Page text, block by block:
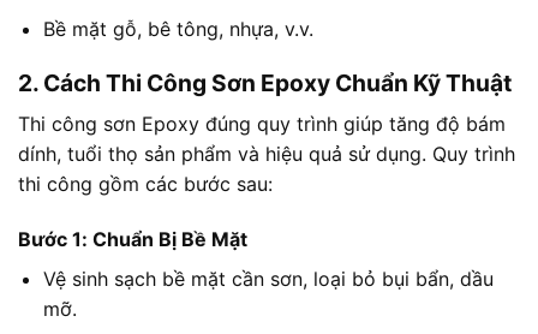
Bề mặt gỗ, bê tông, nhựa, v.v.
2. Cách Thi Công Sơn Epoxy Chuẩn Kỹ Thuật
Thi công sơn Epoxy đúng quy trình giúp tăng độ bám
dính, tuổi thọ sản phẩm và hiệu quả sử dụng. Quy trình
thi công gồm các bước sau:
Bước 1: Chuẩn Bị Bề Mặt
Vệ sinh sạch bề mặt cần sơn, loại bỏ bụi bẩn, dầu
mỡ.